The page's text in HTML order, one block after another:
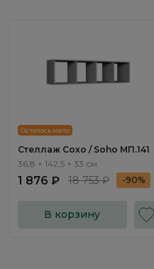
Осталось мало
Стеллаж Сохо / Soho МП.141
36,8 × 142,5 × 33 см
1 876 ₽ 18 753 ₽ -90%
В корзину